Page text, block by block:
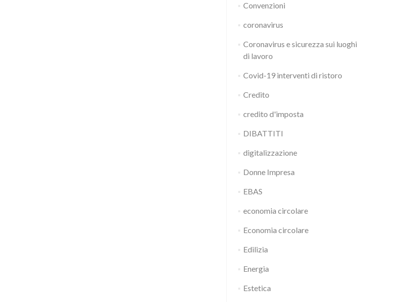
Convenzioni
coronavirus
Coronavirus e sicurezza sui luoghi
di lavoro
Covid-19 interventi di ristoro
Credito
credito d'imposta
DIBATTITI
digitalizzazione
Donne Impresa
EBAS
economia circolare
Economia circolare
Edilizia
Energia
Estetica